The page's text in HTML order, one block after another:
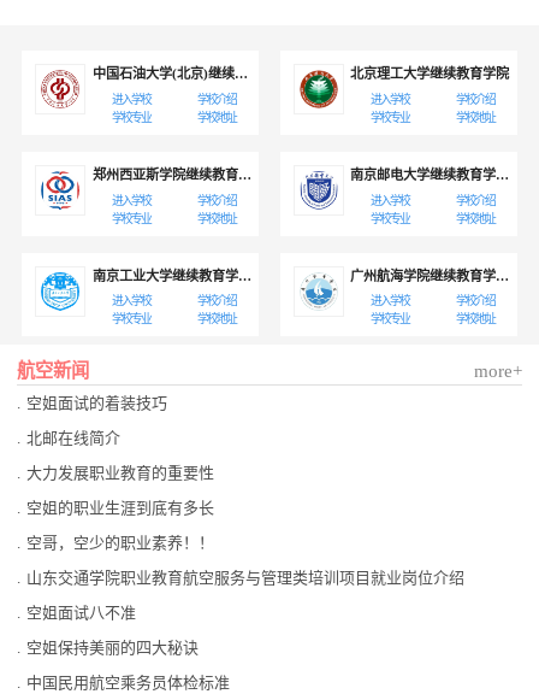
中国石油大学(北京)继续教育学院
进入学校
学校介绍
学校专业
学校地址
北京理工大学继续教育学院
进入学校
学校介绍
学校专业
学校地址
郑州西亚斯学院继续教育学院
进入学校
学校介绍
学校专业
学校地址
南京邮电大学继续教育学院教育部协同育人计划招生航空服务定向班
进入学校
学校介绍
学校专业
学校地址
南京工业大学继续教育学院教育部协同育人职业教育项目
进入学校
学校介绍
学校专业
学校地址
广州航海学院继续教育学院本科双证班
进入学校
学校介绍
学校专业
学校地址
航空新闻 more+
. 空姐面试的着装技巧
. 北邮在线简介
. 大力发展职业教育的重要性
. 空姐的职业生涯到底有多长
. 空哥，空少的职业素养！！
. 山东交通学院职业教育航空服务与管理类培训项目就业岗位介绍
. 空姐面试八不准
. 空姐保持美丽的四大秘诀
. 中国民用航空乘务员体检标准